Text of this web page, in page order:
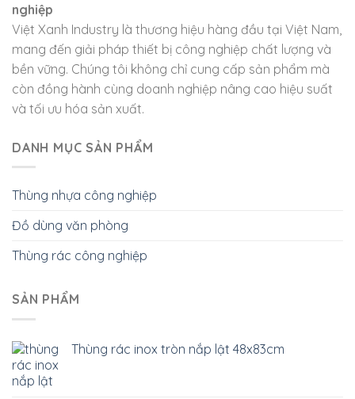
nghiệp
Việt Xanh Industry là thương hiệu hàng đầu tại Việt Nam,
mang đến giải pháp thiết bị công nghiệp chất lượng và
bền vững. Chúng tôi không chỉ cung cấp sản phẩm mà
còn đồng hành cùng doanh nghiệp nâng cao hiệu suất
và tối ưu hóa sản xuất.
DANH MỤC SẢN PHẨM
Thùng nhựa công nghiệp
Đồ dùng văn phòng
Thùng rác công nghiệp
SẢN PHẨM
Thùng rác inox tròn nắp lật 48x83cm